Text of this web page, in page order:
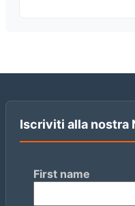
Iscriviti alla nostra
First name